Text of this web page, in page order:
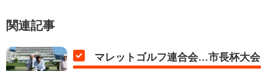
関連記事
マレットゴルフ連合会…市長杯大会